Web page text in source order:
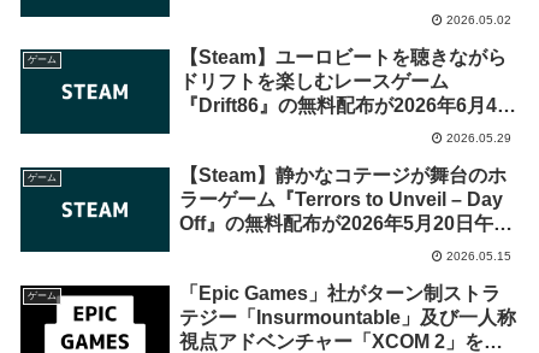
8日午前0時までの期間限定で開始2026.05.02
ゲーム
【Steam】ユーロビートを聴きながら
ドリフトを楽しむレースゲーム
『Drift86』の無料配布が2026年6月4日
午前1時までの期間限定で開始 2026.05.29
ゲーム
【Steam】静かなコテージが舞台のホ
ラーゲーム『Terrors to Unveil – Day
Off』の無料配布が2026年5月20日午前
2026.05.15
ゲーム
「Epic Games」社がターン制ストラ
テジー「Insurmountable」及び一人称
視点アドベンチャー「XCOM 2」を来